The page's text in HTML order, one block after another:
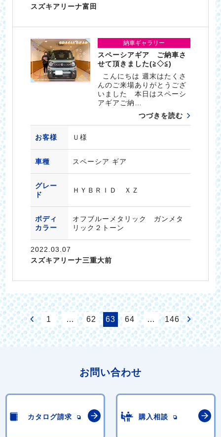
スズキアリーナ富田
納車ギャラリー
スペーシアギア ご納車さ
せて頂きました(≧◇≦)
こんにちは 週末はたくさ
んのご来場ありがとうござ
いました 本日はスペーシ
アギアご納…
つづきを読む
お客様 Ｕ様
車種 スペーシア ギア
グレー
ド
ＨＹＢＲＩＤ ＸＺ
ボディ
カラー
オフブルーメタリック ガンメタ
リック２トーン
2022.03.07
スズキアリーナ三重大前
1 … 62 63 64 … 146
お問い合わせ
カタログ請求 購入相談